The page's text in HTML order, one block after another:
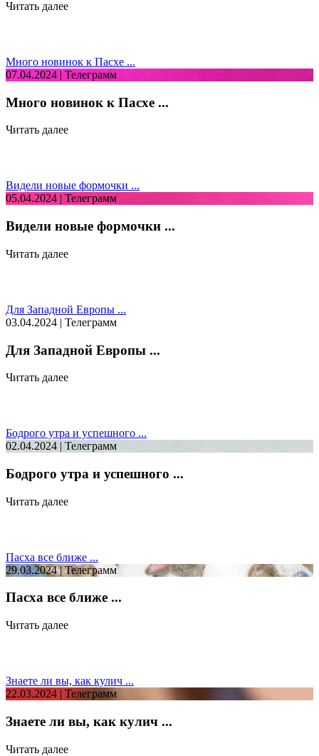
Читать далее
Много новинок к Пасхе ...
07.04.2024 | Телеграмм
Много новинок к Пасхе ...
Читать далее
Видели новые формочки ...
05.04.2024 | Телеграмм
Видели новые формочки ...
Читать далее
Для Западной Европы ...
03.04.2024 | Телеграмм
Для Западной Европы ...
Читать далее
Бодрого утра и успешного ...
02.04.2024 | Телеграмм
Бодрого утра и успешного ...
Читать далее
Пасха все ближе ...
29.03.2024 | Телеграмм
Пасха все ближе ...
Читать далее
Знаете ли вы, как кулич ...
22.03.2024 | Телеграмм
Знаете ли вы, как кулич ...
Читать далее